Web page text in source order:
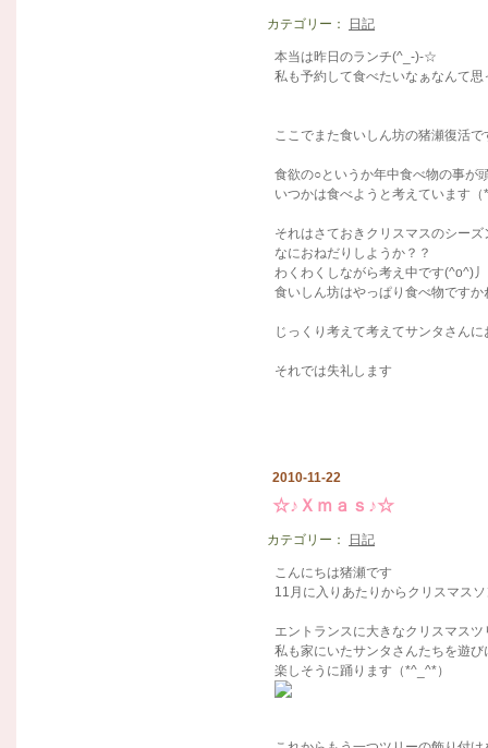
カテゴリー： 日記
本当は昨日のランチ(^_-)-☆
私も予約して食べたいなぁなんて
ここでまた食いしん坊の猪瀬復活で
食欲の○というか年中食べ物の事が
いつかは食べようと考えています
それはさておきクリスマスのシー
なにおねだりしようか？？
わくわくしながら考え中です(^o^)丿
食いしん坊はやっぱり食べ物ですか
じっくり考えて考えてサンタさん
それでは失礼します
2010-11-22
☆♪Ｘｍａｓ♪☆
カテゴリー： 日記
こんにちは猪瀬です
11月に入りあたりからクリスマス
エントランスに大きなクリスマス
私も家にいたサンタさんたちを遊
楽しそうに踊ります（*^_^*）